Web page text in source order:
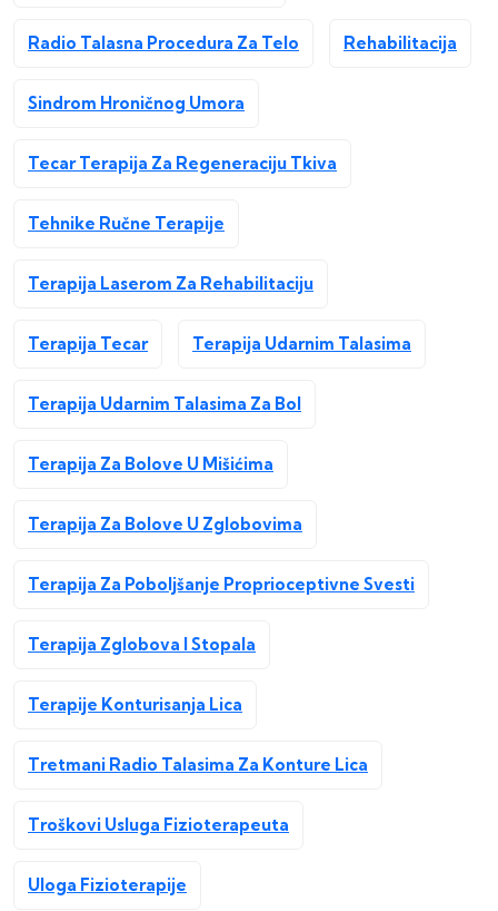
Radio Talasna Procedura Za Telo Rehabilitacija
Sindrom Hroničnog Umora
Tecar Terapija Za Regeneraciju Tkiva
Tehnike Ručne Terapije
Terapija Laserom Za Rehabilitaciju
Terapija Tecar Terapija Udarnim Talasima
Terapija Udarnim Talasima Za Bol
Terapija Za Bolove U Mišićima
Terapija Za Bolove U Zglobovima
Terapija Za Poboljšanje Proprioceptivne Svesti
Terapija Zglobova I Stopala
Terapije Konturisanja Lica
Tretmani Radio Talasima Za Konture Lica
Troškovi Usluga Fizioterapeuta
Uloga Fizioterapije